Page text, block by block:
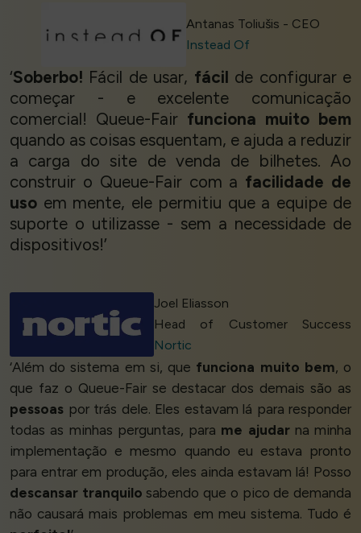
Antanas Toliušis - CEO
Instead Of
‘Soberbo! Fácil de usar, fácil de configurar e
começar - e excelente comunicação
comercial! Queue-Fair funciona muito bem
quando as coisas esquentam, e ajuda a reduzir
a carga do site de venda de bilhetes. Ao
construir o Queue-Fair com a facilidade de
uso em mente, ele permitiu que a equipe de
suporte o utilizasse - sem a necessidade de
dispositivos!’
Joel Eliasson
Head of Customer Success
Nortic
‘Além do sistema em si, que funciona muito bem, o
que faz o Queue-Fair se destacar dos demais são as
pessoas por trás dele. Eles estavam lá para responder
todas as minhas perguntas, para me ajudarna minha
implementação e mesmo quando eu estava pronto
para entrar em produção, eles ainda estavam lá! Posso
descansar tranquilo sabendo que o pico de demanda
não causará mais problemas em meu sistema. Tudo é